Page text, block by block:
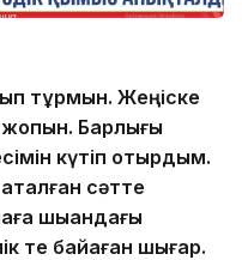
тұрмын. Жеңіске
Барлығы
күтіп отырдым.
сәтте
шыққандағы
те байқаған шығар.